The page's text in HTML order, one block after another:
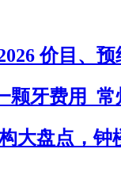
价目、预
颗牙费用_
大盘点，